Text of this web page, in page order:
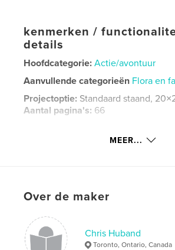
kenmerken /
details
Hoofdcategorie: Actie/avontuur
Aanvullende categorieën Flora en
Projectoptie: Standaard staand,
Aantal pagina's: 66
MEER...
Over de maker
Chris Huband
Toronto, Ontario, Canada